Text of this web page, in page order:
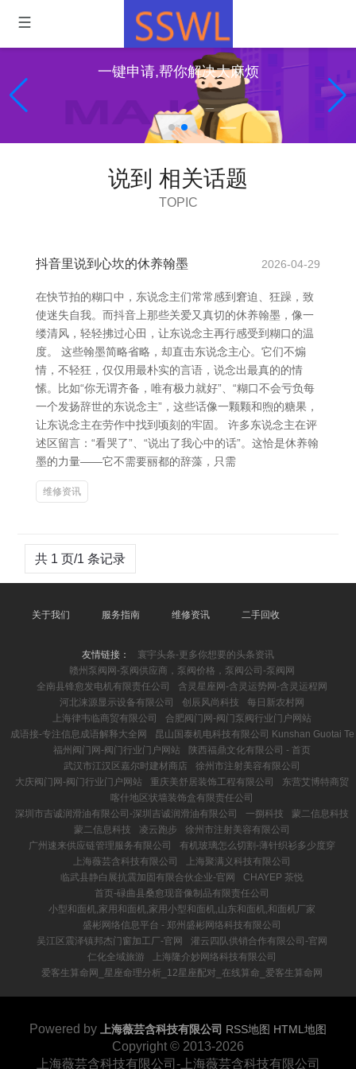
一键申请,帮你解决大麻烦
说到 相关话题
TOPIC
抖音里说到心坎的休养翰墨 2026-04-29
在快节拍的糊口中，东说念主们常常感到窘迫、狂躁，致
使迷失自我。而抖音上那些关爱又真切的休养翰墨，像一
缕清风，轻轻拂过心田，让东说念主再行感受到糊口的温
度。 这些翰墨简略省略，却直击东说念主心。它们不煽
情，不轻狂，仅仅用最朴实的言语，说念出最真的的情
愫。比如“你无谓齐备，唯有极力就好”、“糊口不会亏负每
一个发扬辞世的东说念主”，这些话像一颗颗和煦的糖果，
让东说念主在劳作中找到顷刻的牢固。 许多东说念主在评
述区留言：“看哭了”、“说出了我心中的话”。这恰是休养翰
墨的力量——它不需要丽都的辞藻，只需
维修资讯
共 1 页/1 条记录
关于我们 服务指南 维修资讯 二手回收
友情链接：
寰宇头条-更多你想要的头条资讯
赣州泵阀网-泵阀供应商，泵阀价格，泵阀公司-泵阀网
全南县锋愈发电机有限责任公司
含灵星座网-含灵运势网-含灵运程网
河北涞源显示设备有限公司
创辰风尚科技
每日新农村网
上海律韦临商贸有限公司
合肥阀门网-阀门泵阀行业门户网站
成语接-专注信息成语解释大全网
昆山国泰机电科技有限公司 Kunshan Guotai Te
福州阀门网-阀门行业门户网站
陕西福鼎文化有限公司 - 首页
武汉市江汉区嘉尔时建材商店
徐州市注射美容有限公司
大庆阀门网-阀门行业门户网站
重庆美舒居装饰工程有限公司
东营艾博特商贸
喀什地区状墙装饰盒有限责任公司
深圳市吉诚润滑油有限公司-深圳吉诚润滑油有限公司
一捌科技
蒙二信息科技
蒙二信息科技
凌云跑步
徐州市注射美容有限公司
广州速来供应链管理服务有限公司
有机玻璃怎么切割-薄针织衫多少度穿
上海薇芸含科技有限公司
上海聚满义科技有限公司
临武县静白展抗震加固有限合伙企业-官网
CHAYEP 茶悦
首页-碌曲县桑愈现音像制品有限责任公司
小型和面机,家用和面机,家用小型和面机,山东和面机,和面机厂家
盛彬网络信息平台 - 郑州盛彬网络科技有限公司
吴江区震泽镇邦杰门窗加工厂-官网
灌云四队供销合作有限公司-官网
仁化全域旅游
上海隆介妙网络科技有限公司
爱客生算命网_星座命理分析_12星座配对_在线算命_爱客生算命网
Powered by 上海薇芸含科技有限公司 RSS地图 HTML地图
Copyright © 2013-2026
上海薇芸含科技有限公司-上海薇芸含科技有限公司